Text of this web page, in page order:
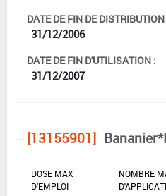
DATE DE FIN DE DISTRIBUTION
31/12/2006
DATE DE FIN D'UTILISATION :
31/12/2007
[13155901]
DOSE MAX
D'EMPLOI
NOMBRE